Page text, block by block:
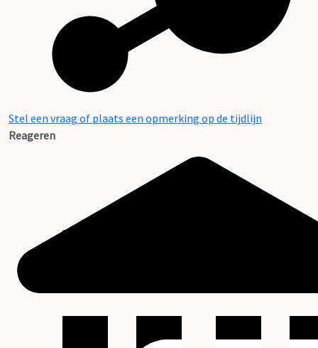
Stel een vraag of plaats een opmerking op de tijdlijn
Reageren